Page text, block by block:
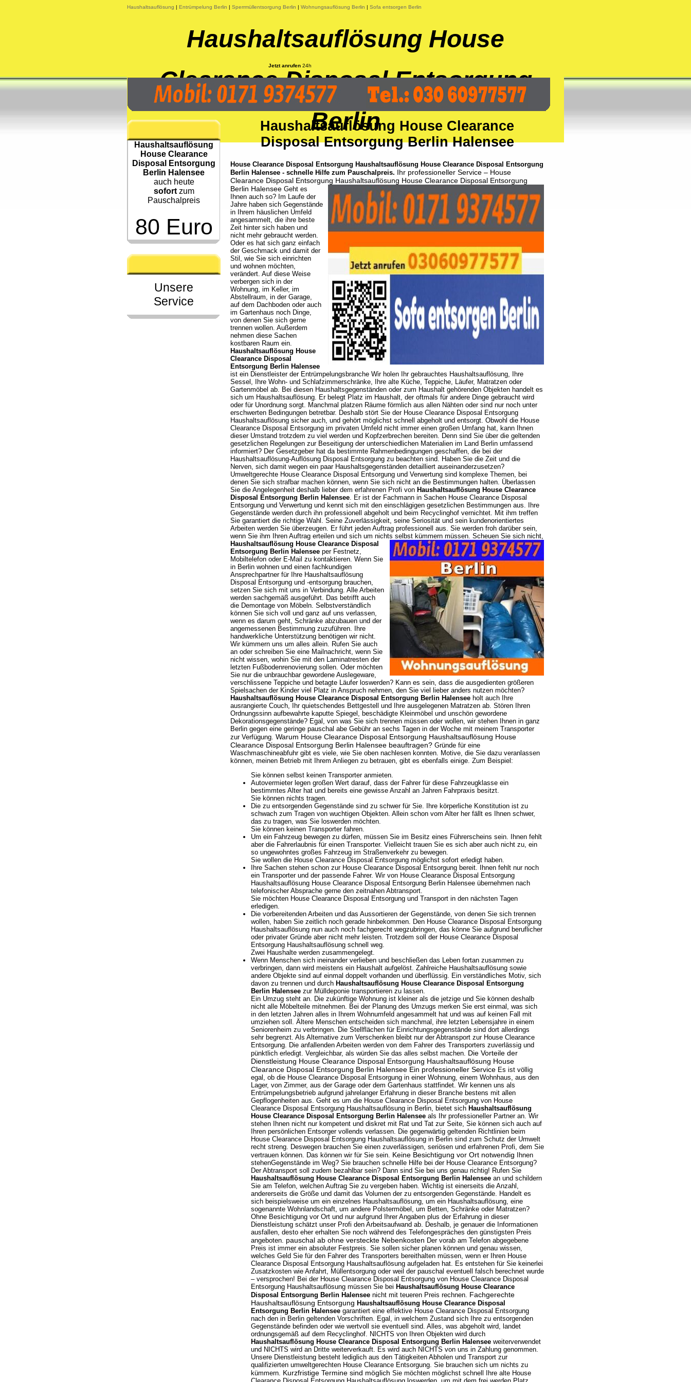
Haushaltsauflösung | Entrümpelung Berlin | Sperrmüllentsorgung Berlin | Wohnungsauflösung Berlin | Sofa entsorgen Berlin
Haushaltsauflösung House
Clearance Disposal Entsorgung
Berlin
Jetzt anrufen 24h
Haushaltsauflösung
House Clearance
Disposal Entsorgung
Berlin Halensee
auch heute
sofortzum
Pauschalpreis
80 Euro
Unsere
Service
Haushaltsauflösung House Clearance
Disposal Entsorgung Berlin Halensee
House Clearance Disposal Entsorgung Haushaltsauflösung House Clearance Disposal Entsorgung
Berlin Halensee - schnelle Hilfe zum Pauschalpreis. Ihr professioneller Service – House
Clearance Disposal Entsorgung Haushaltsauflösung House Clearance Disposal Entsorgung
Berlin Halensee Geht es
Ihnen auch so? Im Laufe der
Jahre haben sich Gegenstände
in Ihrem häuslichen Umfeld
angesammelt, die ihre beste
Zeit hinter sich haben und
nicht mehr gebraucht werden.
Oder es hat sich ganz einfach
der Geschmack und damit der
Stil, wie Sie sich einrichten
und wohnen möchten,
verändert. Auf diese Weise
verbergen sich in der
Wohnung, im Keller, im
Abstellraum, in der Garage,
auf dem Dachboden oder auch
im Gartenhaus noch Dinge,
von denen Sie sich gerne
trennen wollen. Außerdem
nehmen diese Sachen
kostbaren Raum ein.
Haushaltsauflösung House
Clearance Disposal
Entsorgung Berlin Halensee
ist ein Dienstleister der Entrümpelungsbranche Wir holen Ihr gebrauchtes Haushaltsauflösung, Ihre
Sessel, Ihre Wohn- und Schlafzimmerschränke, Ihre alte Küche, Teppiche, Läufer, Matratzen oder
Gartenmöbel ab. Bei diesen Haushaltsgegenständen oder zum Haushalt gehörenden Objekten handelt es
sich um Haushaltsauflösung. Er belegt Platz im Haushalt, der oftmals für andere Dinge gebraucht wird
oder für Unordnung sorgt. Manchmal platzen Räume förmlich aus allen Nähten oder sind nur noch unter
erschwerten Bedingungen betretbar. Deshalb stört Sie der House Clearance Disposal Entsorgung
Haushaltsauflösung sicher auch, und gehört möglichst schnell abgeholt und entsorgt. Obwohl die House
Clearance Disposal Entsorgung im privaten Umfeld nicht immer einen großen Umfang hat, kann Ihnen
dieser Umstand trotzdem zu viel werden und Kopfzerbrechen bereiten. Denn sind Sie über die geltenden
gesetzlichen Regelungen zur Beseitigung der unterschiedlichen Materialien im Land Berlin umfassend
informiert? Der Gesetzgeber hat da bestimmte Rahmenbedingungen geschaffen, die bei der
Haushaltsauflösung-Auflösung Disposal Entsorgung zu beachten sind. Haben Sie die Zeit und die
Nerven, sich damit wegen ein paar Haushaltsgegenständen detailliert auseinanderzusetzen?
Umweltgerechte House Clearance Disposal Entsorgung und Verwertung sind komplexe Themen, bei
denen Sie sich strafbar machen können, wenn Sie sich nicht an die Bestimmungen halten. Überlassen
Sie die Angelegenheit deshalb lieber dem erfahrenen Profi von Haushaltsauflösung House Clearance
Disposal Entsorgung Berlin Halensee. Er ist der Fachmann in Sachen House Clearance Disposal
Entsorgung und Verwertung und kennt sich mit den einschlägigen gesetzlichen Bestimmungen aus. Ihre
Gegenstände werden durch ihn professionell abgeholt und beim Recyclinghof vernichtet. Mit ihm treffen
Sie garantiert die richtige Wahl. Seine Zuverlässigkeit, seine Seriosität und sein kundenorientiertes
Arbeiten werden Sie überzeugen. Er führt jeden Auftrag professionell aus. Sie werden froh darüber sein,
wenn Sie ihm Ihren Auftrag erteilen und sich um nichts selbst kümmern müssen. Scheuen Sie sich nicht,
Haushaltsauflösung House Clearance Disposal
Entsorgung Berlin Halensee per Festnetz,
Mobiltelefon oder E-Mail zu kontaktieren. Wenn Sie
in Berlin wohnen und einen fachkundigen
Ansprechpartner für Ihre Haushaltsauflösung
Disposal Entsorgung und -entsorgung brauchen,
setzen Sie sich mit uns in Verbindung. Alle Arbeiten
werden sachgemäß ausgeführt. Das betrifft auch
die Demontage von Möbeln. Selbstverständlich
können Sie sich voll und ganz auf uns verlassen,
wenn es darum geht, Schränke abzubauen und der
angemessenen Bestimmung zuzuführen. Ihre
handwerkliche Unterstützung benötigen wir nicht.
Wir kümmern uns um alles allein. Rufen Sie auch
an oder schreiben Sie eine Mailnachricht, wenn Sie
nicht wissen, wohin Sie mit den Laminatresten der
letzten Fußbodenrenovierung sollen. Oder möchten
Sie nur die unbrauchbar gewordene Auslegeware,
verschlissene Teppiche und betagte Läufer loswerden? Kann es sein, dass die ausgedienten größeren
Spielsachen der Kinder viel Platz in Anspruch nehmen, den Sie viel lieber anders nutzen möchten?
Haushaltsauflösung House Clearance Disposal Entsorgung Berlin Halensee holt auch Ihre
ausrangierte Couch, Ihr quietschendes Bettgestell und Ihre ausgelegenen Matratzen ab. Stören Ihren
Ordnungssinn aufbewahrte kaputte Spiegel, beschädigte Kleinmöbel und unschön gewordene
Dekorationsgegenstände? Egal, von was Sie sich trennen müssen oder wollen, wir stehen Ihnen in ganz
Berlin gegen eine geringe pauschal abe Gebühr an sechs Tagen in der Woche mit meinem Transporter
zur Verfügung. Warum House Clearance Disposal Entsorgung Haushaltsauflösung House
Clearance Disposal Entsorgung Berlin Halensee beauftragen? Gründe für eine
Waschmaschineabfuhr gibt es viele, wie Sie oben nachlesen konnten. Motive, die Sie dazu veranlassen
können, meinen Betrieb mit Ihrem Anliegen zu betrauen, gibt es ebenfalls einige. Zum Beispiel:
Sie können selbst keinen Transporter anmieten.
Autovermieter legen großen Wert darauf, dass der Fahrer für diese Fahrzeugklasse ein
bestimmtes Alter hat und bereits eine gewisse Anzahl an Jahren Fahrpraxis besitzt.
Sie können nichts tragen.
Die zu entsorgenden Gegenstände sind zu schwer für Sie. Ihre körperliche Konstitution ist zu
schwach zum Tragen von wuchtigen Objekten. Allein schon vom Alter her fällt es Ihnen schwer,
das zu tragen, was Sie loswerden möchten.
Sie können keinen Transporter fahren.
Um ein Fahrzeug bewegen zu dürfen, müssen Sie im Besitz eines Führerscheins sein. Ihnen fehlt
aber die Fahrerlaubnis für einen Transporter. Vielleicht trauen Sie es sich aber auch nicht zu, ein
so ungewohntes großes Fahrzeug im Straßenverkehr zu bewegen.
Sie wollen die House Clearance Disposal Entsorgung möglichst sofort erledigt haben.
Ihre Sachen stehen schon zur House Clearance Disposal Entsorgung bereit. Ihnen fehlt nur noch
ein Transporter und der passende Fahrer. Wir von House Clearance Disposal Entsorgung
Haushaltsauflösung House Clearance Disposal Entsorgung Berlin Halensee übernehmen nach
telefonischer Absprache gerne den zeitnahen Abtransport.
Sie möchten House Clearance Disposal Entsorgung und Transport in den nächsten Tagen
erledigen.
Die vorbereitenden Arbeiten und das Aussortieren der Gegenstände, von denen Sie sich trennen
wollen, haben Sie zeitlich noch gerade hinbekommen. Den House Clearance Disposal Entsorgung
Haushaltsauflösung nun auch noch fachgerecht wegzubringen, das könne Sie aufgrund beruflicher
oder privater Gründe aber nicht mehr leisten. Trotzdem soll der House Clearance Disposal
Entsorgung Haushaltsauflösung schnell weg.
Zwei Haushalte werden zusammengelegt.
Wenn Menschen sich ineinander verlieben und beschließen das Leben fortan zusammen zu
verbringen, dann wird meistens ein Haushalt aufgelöst. Zahlreiche Haushaltsauflösung sowie
andere Objekte sind auf einmal doppelt vorhanden und überflüssig. Ein verständliches Motiv, sich
davon zu trennen und durch Haushaltsauflösung House Clearance Disposal Entsorgung
Berlin Halensee zur Mülldeponie transportieren zu lassen.
Ein Umzug steht an. Die zukünftige Wohnung ist kleiner als die jetzige und Sie können deshalb
nicht alle Möbelteile mitnehmen. Bei der Planung des Umzugs merken Sie erst einmal, was sich
in den letzten Jahren alles in Ihrem Wohnumfeld angesammelt hat und was auf keinen Fall mit
umziehen soll. Ältere Menschen entscheiden sich manchmal, ihre letzten Lebensjahre in einem
Seniorenheim zu verbringen. Die Stellflächen für Einrichtungsgegenstände sind dort allerdings
sehr begrenzt. Als Alternative zum Verschenken bleibt nur der Abtransport zur House Clearance
Entsorgung. Die anfallenden Arbeiten werden von dem Fahrer des Transporters zuverlässig und
pünktlich erledigt. Vergleichbar, als würden Sie das alles selbst machen. Die Vorteile der
Dienstleistung House Clearance Disposal Entsorgung Haushaltsauflösung House
Clearance Disposal Entsorgung Berlin Halensee Ein professioneller Service Es ist völlig
egal, ob die House Clearance Disposal Entsorgung in einer Wohnung, einem Wohnhaus, aus den
Lager, von Zimmer, aus der Garage oder dem Gartenhaus stattfindet. Wir kennen uns als
Entrümpelungsbetrieb aufgrund jahrelanger Erfahrung in dieser Branche bestens mit allen
Gepflogenheiten aus. Geht es um die House Clearance Disposal Entsorgung von House
Clearance Disposal Entsorgung Haushaltsauflösung in Berlin, bietet sich Haushaltsauflösung
House Clearance Disposal Entsorgung Berlin Halensee als Ihr professioneller Partner an. Wir
stehen Ihnen nicht nur kompetent und diskret mit Rat und Tat zur Seite, Sie können sich auch auf
Ihren persönlichen Entsorger vollends verlassen. Die gegenwärtig geltenden Richtlinien beim
House Clearance Disposal Entsorgung Haushaltsauflösung in Berlin sind zum Schutz der Umwelt
recht streng. Deswegen brauchen Sie einen zuverlässigen, seriösen und erfahrenen Profi, dem Sie
vertrauen können. Das können wir für Sie sein. Keine Besichtigung vor Ort notwendig Ihnen
stehenGegenstände im Weg? Sie brauchen schnelle Hilfe bei der House Clearance Entsorgung?
Der Abtransport soll zudem bezahlbar sein? Dann sind Sie bei uns genau richtig! Rufen Sie
Haushaltsauflösung House Clearance Disposal Entsorgung Berlin Halensee an und schildern
Sie am Telefon, welchen Auftrag Sie zu vergeben haben. Wichtig ist einerseits die Anzahl,
andererseits die Größe und damit das Volumen der zu entsorgenden Gegenstände. Handelt es
sich beispielsweise um ein einzelnes Haushaltsauflösung, um ein Haushaltsauflösung, eine
sogenannte Wohnlandschaft, um andere Polstermöbel, um Betten, Schränke oder Matratzen?
Ohne Besichtigung vor Ort und nur aufgrund Ihrer Angaben plus der Erfahrung in dieser
Dienstleistung schätzt unser Profi den Arbeitsaufwand ab. Deshalb, je genauer die Informationen
ausfallen, desto eher erhalten Sie noch während des Telefongespräches den günstigsten Preis
angeboten. pauschal ab ohne versteckte Nebenkosten Der vorab am Telefon abgegebene
Preis ist immer ein absoluter Festpreis. Sie sollen sicher planen können und genau wissen,
welches Geld Sie für den Fahrer des Transporters bereithalten müssen, wenn er Ihren House
Clearance Disposal Entsorgung Haushaltsauflösung aufgeladen hat. Es entstehen für Sie keinerlei
Zusatzkosten wie Anfahrt, Müllentsorgung oder weil der pauschal eventuell falsch berechnet wurde
– versprochen! Bei der House Clearance Disposal Entsorgung von House Clearance Disposal
Entsorgung Haushaltsauflösung müssen Sie bei Haushaltsauflösung House Clearance
Disposal Entsorgung Berlin Halensee nicht mit teueren Preis rechnen. Fachgerechte
Haushaltsauflösung Entsorgung Haushaltsauflösung House Clearance Disposal
Entsorgung Berlin Halensee garantiert eine effektive House Clearance Disposal Entsorgung
nach den in Berlin geltenden Vorschriften. Egal, in welchem Zustand sich Ihre zu entsorgenden
Gegenstände befinden oder wie wertvoll sie eventuell sind. Alles, was abgeholt wird, landet
ordnungsgemäß auf dem Recyclinghof. NICHTS von Ihren Objekten wird durch
Haushaltsauflösung House Clearance Disposal Entsorgung Berlin Halensee weiterverwendet
und NICHTS wird an Dritte weiterverkauft. Es wird auch NICHTS von uns in Zahlung genommen.
Unsere Dienstleistung besteht lediglich aus den Tätigkeiten Abholen und Transport zur
qualifizierten umweltgerechten House Clearance Entsorgung. Sie brauchen sich um nichts zu
kümmern. Kurzfristige Termine sind möglich Sie möchten möglichst schnell Ihre alte House